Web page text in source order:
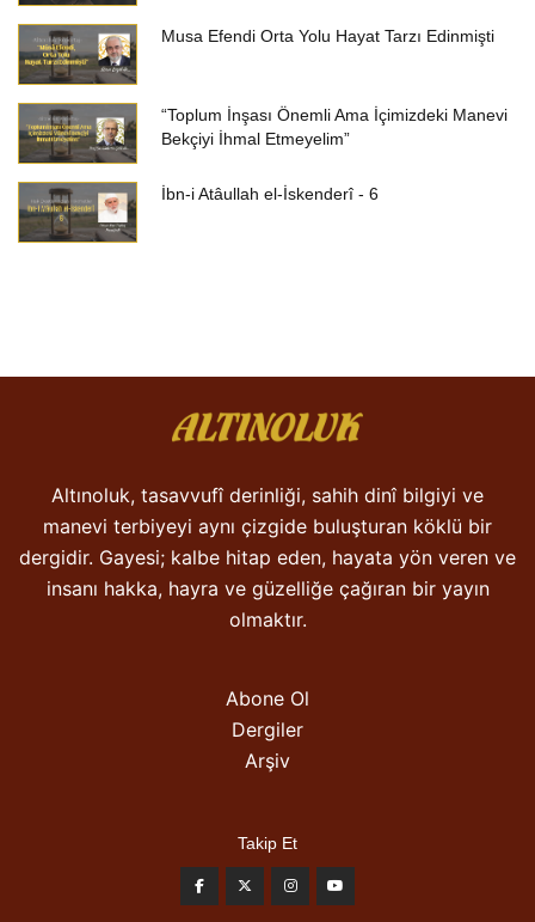
Musa Efendi Orta Yolu Hayat Tarzı Edinmişti
“Toplum İnşası Önemli Ama İçimizdeki Manevi
Bekçiyi İhmal Etmeyelim”
İbn-i Atâullah el-İskenderî - 6
Altınoluk, tasavvufî derinliği, sahih dinî bilgiyi ve
manevi terbiyeyi aynı çizgide buluşturan köklü bir
dergidir. Gayesi; kalbe hitap eden, hayata yön veren ve
insanı hakka, hayra ve güzelliğe çağıran bir yayın
olmaktır.
Abone Ol
Dergiler
Arşiv
Takip Et